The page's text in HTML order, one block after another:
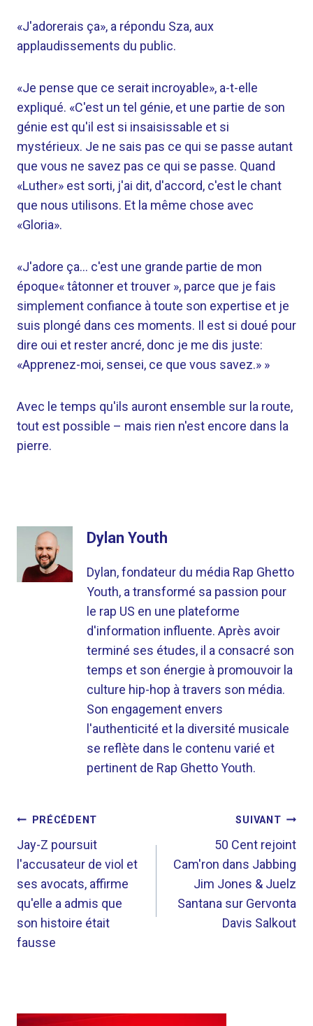
«J'adorerais ça», a répondu Sza, aux
applaudissements du public.
«Je pense que ce serait incroyable», a-t-elle
expliqué. «C'est un tel génie, et une partie de son
génie est qu'il est si insaisissable et si
mystérieux. Je ne sais pas ce qui se passe autant
que vous ne savez pas ce qui se passe. Quand
«Luther» est sorti, j'ai dit, d'accord, c'est le chant
que nous utilisons. Et la même chose avec
«Gloria».
«J'adore ça… c'est une grande partie de mon
époque« tâtonner et trouver », parce que je fais
simplement confiance à toute son expertise et je
suis plongé dans ces moments. Il est si doué pour
dire oui et rester ancré, donc je me dis juste:
«Apprenez-moi, sensei, ce que vous savez.» »
Avec le temps qu'ils auront ensemble sur la route,
tout est possible – mais rien n'est encore dans la
pierre.
Dylan Youth
Dylan, fondateur du média Rap Ghetto
Youth, a transformé sa passion pour
le rap US en une plateforme
d'information influente. Après avoir
terminé ses études, il a consacré son
temps et son énergie à promouvoir la
culture hip-hop à travers son média.
Son engagement envers
l'authenticité et la diversité musicale
se reflète dans le contenu varié et
pertinent de Rap Ghetto Youth.
NAVIGATION
DE
L’ARTICLE
PRÉCÉDENT
Jay-Z poursuit
l'accusateur de viol et
ses avocats, affirme
qu'elle a admis que
son histoire était
fausse
SUIVANT
50 Cent rejoint
Cam'ron dans Jabbing
Jim Jones & Juelz
Santana sur Gervonta
Davis Salkout